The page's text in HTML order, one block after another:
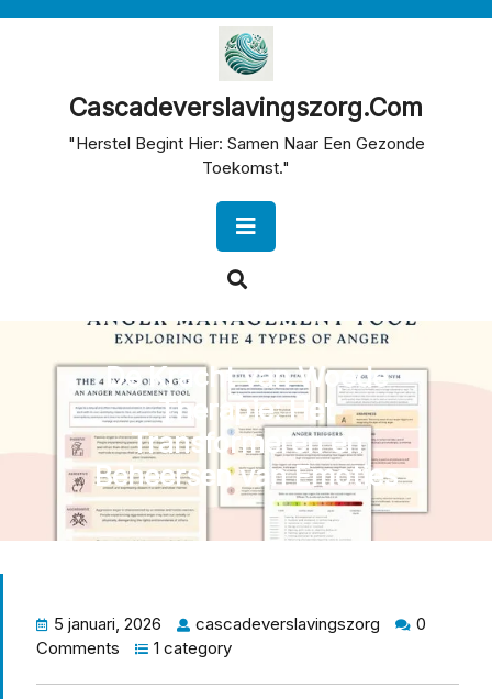
Cascadeverslavingszorg.com
"Herstel Begint Hier: Samen Naar Een Gezonde
Toekomst."
Button
De Kracht van Woede
Therapie: Het
Transformeren en
Beheersen van Emoties
5 januari, 2026 cascadeverslavingszorg
0
Comments
1 category